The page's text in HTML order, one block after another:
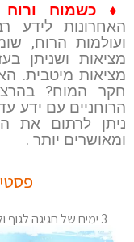
♦ כשמוח ורוח
האחרונות לידע
ועולמות הרוח,
מציאות ושניתן
מציאות מיטבית.
חקר המוח?
הרוחניים עם ידע
ניתן לרתום את
ומאושרים יותר .
3 ימים של חגיגה לגוף ולנשמה – סדנאות, הרצאות, מסיבות והופעות